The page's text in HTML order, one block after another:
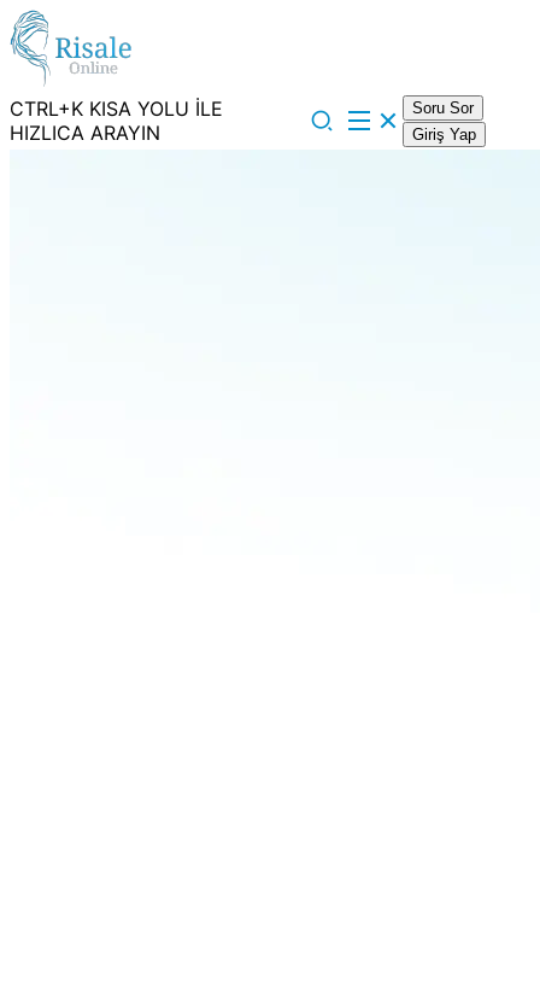
CTRL+K KISA YOLU İLE
HIZLICA ARAYIN
Soru Sor
Giriş Yap